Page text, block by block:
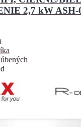
2,7 kW ASH-